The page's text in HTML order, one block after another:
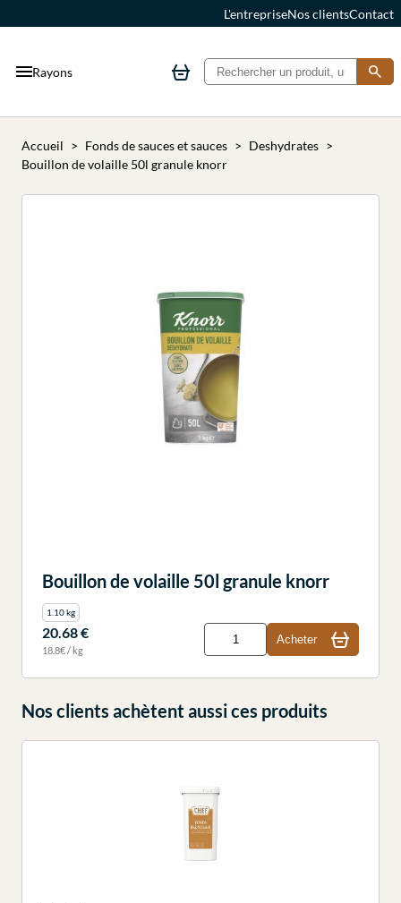
L'entrepriseNos clientsContact
Rayons
Accueil Fonds de sauces et sauces
Deshydrates
Bouillon de volaille 50l granule knorr
Bouillon de volaille 50l granule knorr
1.10 kg
20.68 €
18.8€ / kg
Acheter
Nos clients achètent aussi ces produits